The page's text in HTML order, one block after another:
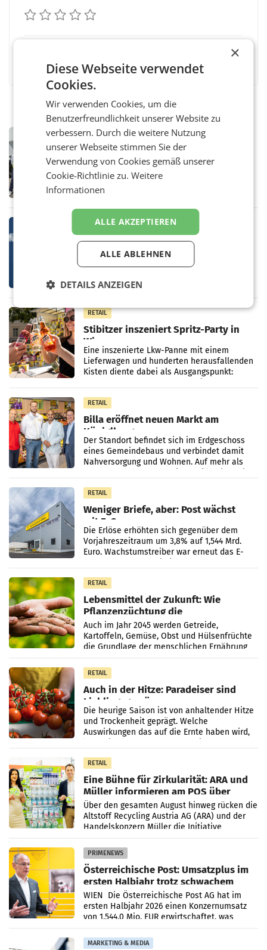
MARKETING & MEDIA
Alpacem und Politik im Austausch
über Dekarbonisierung und
Energiepreise
– Wie die Zement- und Betonproduktion ihre
wettbewerbsfähig bleiben kann, war Thema
eines Treffens zwischen Staatssekretärin
Elisabeth
MARKETING & MEDIA
Studie zur Medienpräsenz: Wie
Österreichs ATX-Unternehmen
international wahrgenommen
Österreichs börsennotierte Unternehmen
agieren längst auf internationalen Märkten.
Eine neue internationale
weltweite Berichterstattung über
RETAIL
Stibitzer inszeniert Spritz-Party in
Wien
Eine inszenierte Lkw-Panne mit einem
Lieferwagen und hunderten herausfallenden
Kisten diente dabei als Ausgangspunkt:
RETAIL
Billa eröffnet neuen Markt am
Küniglberg
Der Standort befindet sich im Erdgeschoss
eines Gemeindebaus und verbindet damit
Nahversorgung und Wohnen. Auf mehr als
RETAIL
Weniger Briefe, aber: Post wächst
mit E-Commerce
Die Erlöse erhöhten sich gegenüber dem
Vorjahreszeitraum um 3,8% auf 1,544 Mrd.
Euro. Wachstumstreiber war erneut das E-
RETAIL
Lebensmittel der Zukunft: Wie
Pflanzenzüchtung die
Ernährungssicherheit sichert
Auch im Jahr 2045 werden Getreide,
Kartoffeln, Gemüse, Obst und Hülsenfrüchte
die Grundlage der menschlichen Ernährung
bilden. Allerdings verändern sich die
Eigenschaften der Pflanzen
RETAIL
Auch in der Hitze: Paradeiser sind
Lieblingsgemüse
Die heurige Saison ist von anhaltender Hitze
und Trockenheit geprägt. Welche
Auswirkungen das auf die Ernte haben wird,
RETAIL
Eine Bühne für Zirkularität: ARA und
Müller informieren am POS über
Kreislauffähigkeit
Über den gesamten August hinweg rücken die
Altstoff Recycling Austria AG (ARA) und der
Handelskonzern Müller die Initiative
„Kreislauf-Helden“ in allen österreichischen
Müller-Filialen
PRIMENEWS
Österreichische Post: Umsatzplus im
ersten Halbjahr trotz schwachem
Briefgeschäft
WIEN Die Österreichische Post AG hat im
ersten Halbjahr 2026 einen Konzernumsatz
von 1.544,0 Mio. EUR erwirtschaftet, was
einem Plus von 3,8 Prozent gegenüber dem
Vergleichszeitraum
MARKETING & MEDIA
×
Diese Webseite verwendet
Cookies.
Wir verwenden Cookies, um die
Benutzerfreundlichkeit unserer Website zu
verbessern. Durch die weitere Nutzung
unserer Webseite stimmen Sie der
Verwendung von Cookies gemäß unserer
Cookie-Richtlinie zu.Weitere
Informationen
ALLE AKZEPTIEREN
ALLE ABLEHNEN
DETAILS ANZEIGEN